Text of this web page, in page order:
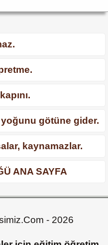
götüne gider.
kaynamazlar.
ANA SAYFA
- 2026